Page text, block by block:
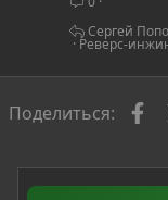
Реверс-
Сергей
Поделиться: